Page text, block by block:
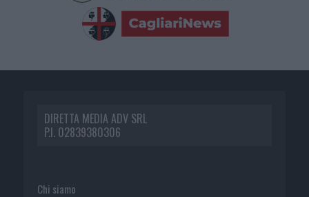
DIRETTA MEDIA ADV SRL
P.I. 02839380306
Chi siamo